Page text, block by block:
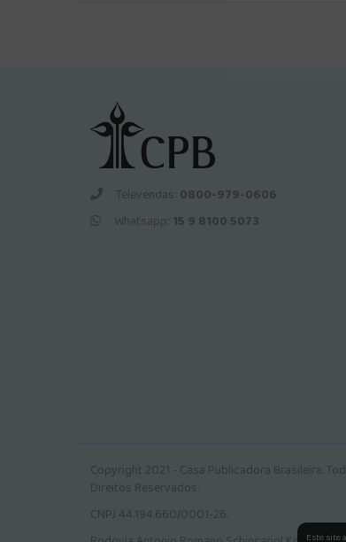
Televendas: 0800-979-0606
Whatsapp: 15 9 8100 5073
Copyright 2021 - Casa Publicadora Brasileira.
Direitos Reservados.
CNPJ 44.194.660/0001-26.
Este site